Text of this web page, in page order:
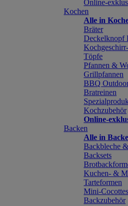
Online-
Kochen
Alle in
Bräter
Deckelknopf
Töpfe
Pfannen &
Grillpfannen
BBQ
Bratreinen
Kochzubehör
Online-
Backen
Alle in
Backbleche
Backsets
Kuchen- &
Tarteformen
Mini-
Backzubehör